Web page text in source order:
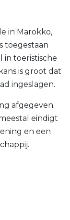
in Marokko,
toegestaan
in toeristische
is groot dat
ingeslagen.
afgegeven.
eindigt
en een